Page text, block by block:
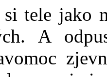
tele jako
A